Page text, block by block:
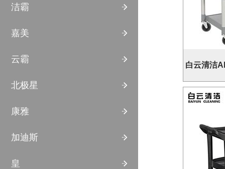
洁霸
嘉美
云霸
北极星
康雅
加迪斯
皇
白云清洁